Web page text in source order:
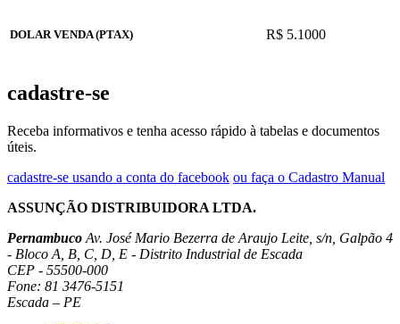
DOLAR VENDA (PTAX) R$ 5.1000
cadastre-se
Receba informativos e tenha acesso rápido à tabelas e documentos
úteis.
cadastre-se usando a conta do facebook ou faça o Cadastro Manual
ASSUNÇÃO DISTRIBUIDORA LTDA.
Pernambuco Av. José Mario Bezerra de Araujo Leite, s/n, Galpão 4
- Bloco A, B, C, D, E - Distrito Industrial de Escada
CEP - 55500-000
Fone: 81 3476-5151
Escada – PE